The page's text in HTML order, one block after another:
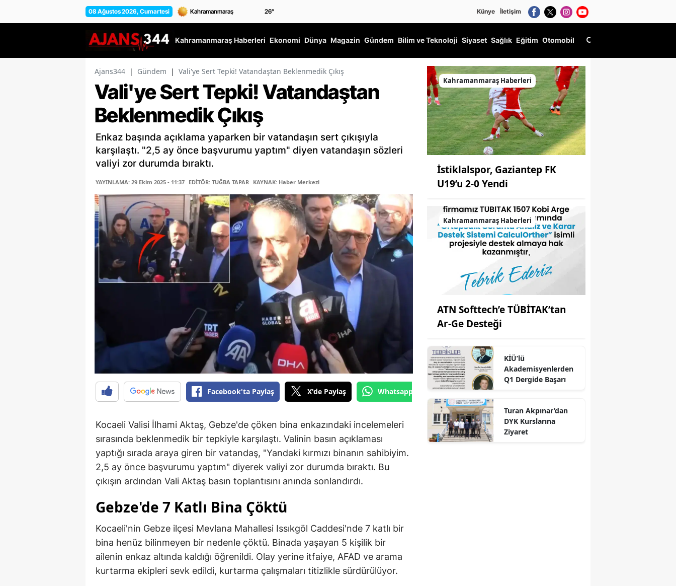
08 Ağustos 2026, Cumartesi 26° Künye İletişim
Kahramanmaraş Haberleri Ekonomi Dünya Magazin Gündem Bilim ve Teknoloji Siyaset Sağlık Eğitim Otomobil
Ajans344 | Gündem | Vali'ye Sert Tepki! Vatandaştan Beklenmedik Çıkış
Vali'ye Sert Tepki! Vatandaştan
Beklenmedik Çıkış
Enkaz başında açıklama yaparken bir vatandaşın sert çıkışıyla
karşılaştı. "2,5 ay önce başvurumu yaptım" diyen vatandaşın sözleri
valiyi zor durumda bıraktı.
YAYINLAMA: 29 Ekim 2025 - 11:37 EDİTÖR: TUĞBA TAPAR KAYNAK: Haber Merkezi
Facebook'ta Paylaş X'de Paylaş Whatsapp'tan Gönder
Kocaeli Valisi İlhami Aktaş, Gebze'de çöken bina enkazındaki incelemeleri
sırasında beklenmedik bir tepkiyle karşılaştı. Valinin basın açıklaması
yaptığı sırada araya giren bir vatandaş, "Yandaki kırmızı binanın sahibiyim.
2,5 ay önce başvurumu yaptım" diyerek valiyi zor durumda bıraktı. Bu
çıkışın ardından Vali Aktaş basın toplantısını anında sonlandırdı.
Gebze'de 7 Katlı Bina Çöktü
Kocaeli'nin Gebze ilçesi Mevlana Mahallesi Issıkgöl Caddesi'nde 7 katlı bir
bina henüz bilinmeyen bir nedenle çöktü. Binada yaşayan 5 kişilik bir
ailenin enkaz altında kaldığı öğrenildi. Olay yerine itfaiye, AFAD ve arama
kurtarma ekipleri sevk edildi, kurtarma çalışmaları titizlikle sürdürülüyor.
Kahramanmaraş Haberleri
İstiklalspor, Gaziantep FK
U19’u 2-0 Yendi
Kahramanmaraş Haberleri
ATN Softtech’e TÜBİTAK’tan
Ar-Ge Desteği
KİÜ’lü
Akademisyenlerden
Q1 Dergide Başarı
Turan Akpınar’dan
DYK Kurslarına
Ziyaret